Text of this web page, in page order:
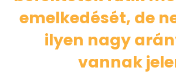
emelkedését, de
ilyen nagy
vannak